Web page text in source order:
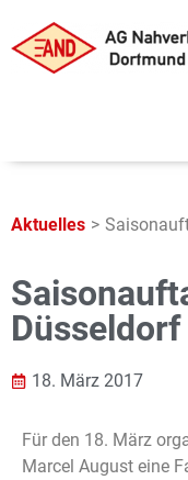
Aktuelles >
Düsseldorf
18. März 2017
Für den 18. März
Marcel August eine